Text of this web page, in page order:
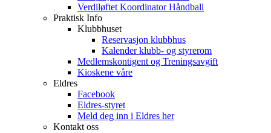
Verdiløftet Koordinator Håndball
Praktisk Info
Klubbhuset
Reservasjon klubbhus
Kalender klubb- og styrerom
Medlemskontigent og Treningsavgift
Kioskene våre
Eldres
Facebook
Eldres-styret
Meld deg inn i Eldres her
Kontakt oss